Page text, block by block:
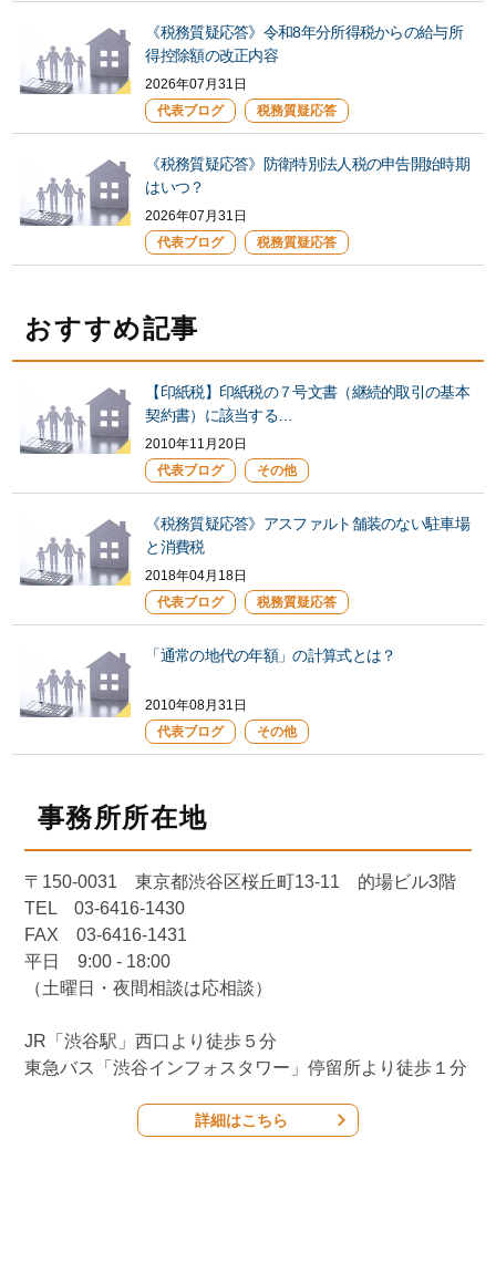
《税務質疑応答》令和8年分所得税からの給与所
得控除額の改正内容
2026年07月31日
代表ブログ
税務質疑応答
《税務質疑応答》防衛特別法人税の申告開始時期
はいつ？
2026年07月31日
代表ブログ
税務質疑応答
おすすめ記事
【印紙税】印紙税の７号文書（継続的取引の基本
契約書）に該当する…
2010年11月20日
代表ブログ
その他
《税務質疑応答》アスファルト舗装のない駐車場
と消費税
2018年04月18日
代表ブログ
税務質疑応答
「通常の地代の年額」の計算式とは？
2010年08月31日
代表ブログ
その他
事務所所在地
〒150-0031 東京都渋谷区桜丘町13-11 的場ビル3階
TEL 03-6416-1430
FAX 03-6416-1431
平日 9:00 - 18:00
（土曜日・夜間相談は応相談）
JR「渋谷駅」西口より徒歩５分
東急バス「渋谷インフォスタワー」停留所より徒歩１分
詳細はこちら